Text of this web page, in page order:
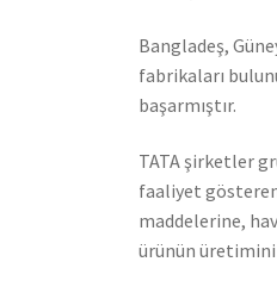
Bangladeş,
fabrikaları
başarmıştır.
TATA şirketler
faaliyet
maddelerine,
ürünün